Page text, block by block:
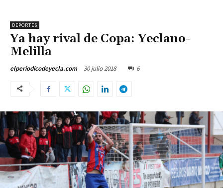
DEPORTES
Ya hay rival de Copa: Yeclano-
Melilla
elperiodicodeyecla.com 30 julio 2018 6